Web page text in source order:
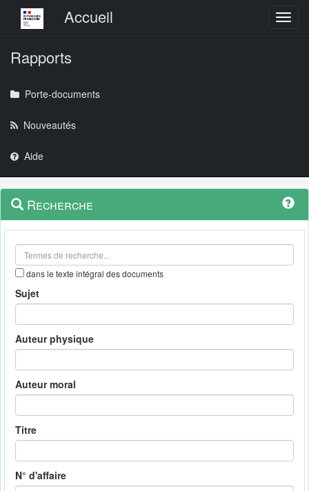
Menu principalAccueil
Rapports
Porte-documents
Nouveautés
Aide
Navigation
outils
Menu
contextuel
Recherche
dans le texte intégral des documents
Sujet
Auteur physique
Auteur moral
Titre
N° d'affaire